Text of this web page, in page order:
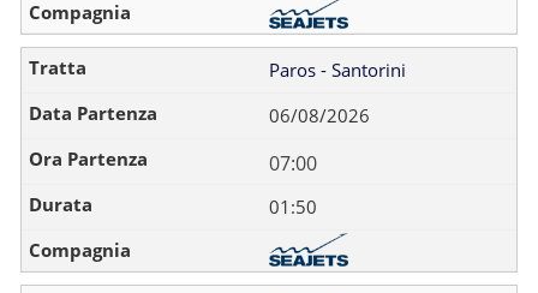
Paros - Santorini
06/08/2026
07:00
01:50